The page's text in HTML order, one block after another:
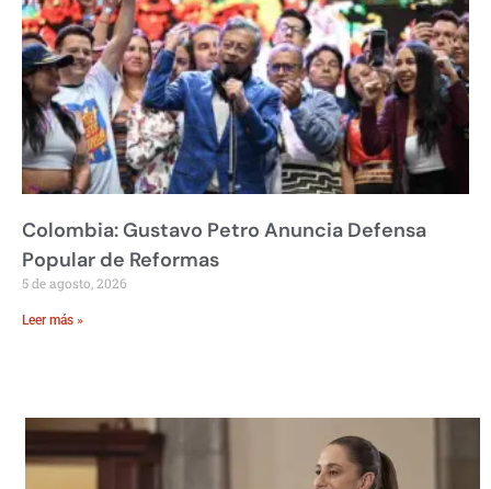
Colombia: Gustavo Petro Anuncia Defensa
Popular de Reformas
5 de agosto, 2026
Leer más »